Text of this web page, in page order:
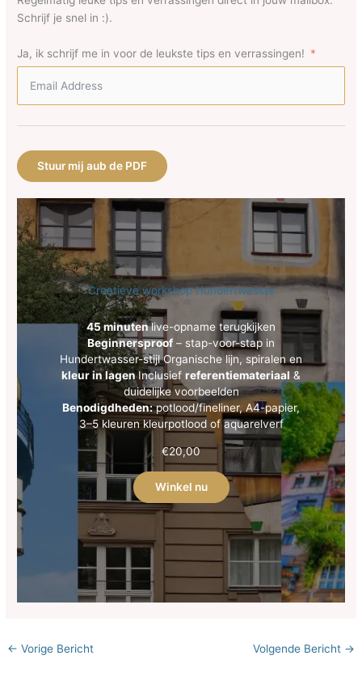
Schrijf je snel in :).
Ja, ik schrijf me in voor de leukste tips en verrassingen!
Stuur mij aub de PDF
Creatieve workshop Hundertwasser
45 minutenlive-opname terugkijken
Beginnersproof – stap-voor-stap in
Hundertwasser-stijl Organische lijn, spiralen en
kleur in lagenInclusief referentiemateriaal&
duidelijke voorbeelden
Benodigdheden:potlood/fineliner, A4-papier,
3–5 kleuren kleurpotlood of aquarelverf
€20,00
Winkel nu
← Vorige Bericht Volgende Bericht →